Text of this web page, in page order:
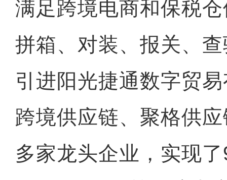
满足跨境电商和保税
拼箱、对装、报关、
引进阳光捷通数字贸
跨境供应链、聚格供
多家龙头企业，实现